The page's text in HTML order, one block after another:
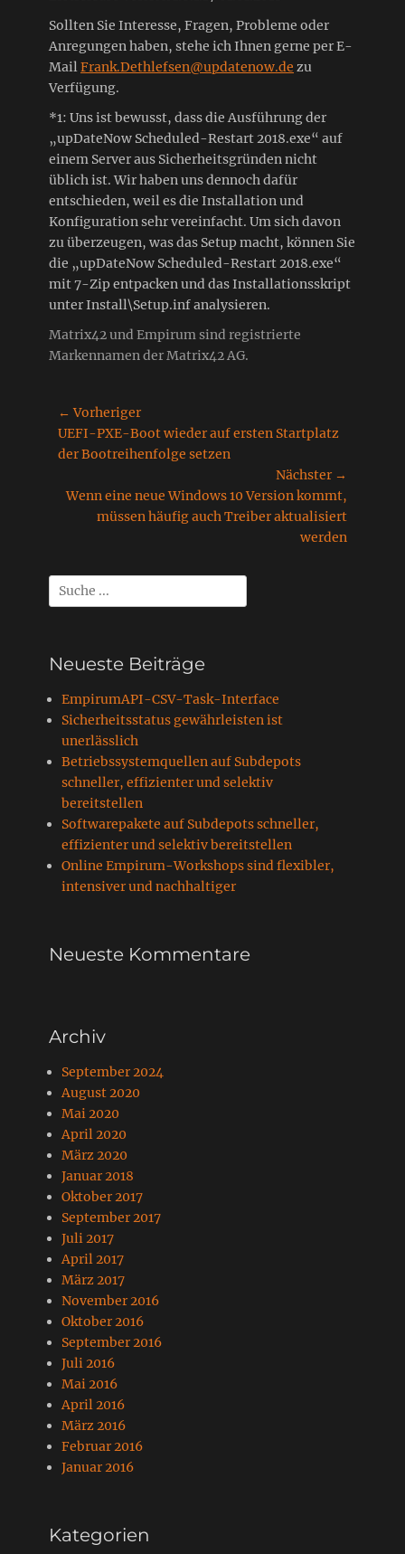
Sollten Sie Interesse, Fragen, Probleme oder
Anregungen haben, stehe ich Ihnen gerne per E-
MailFrank.Dethlefsen@updatenow.de zu
Verfügung.
*1: Uns ist bewusst, dass die Ausführung der
„upDateNow Scheduled-Restart 2018.exe“ auf
einem Server aus Sicherheitsgründen nicht
üblich ist. Wir haben uns dennoch dafür
entschieden, weil es die Installation und
Konfiguration sehr vereinfacht. Um sich davon
zu überzeugen, was das Setup macht, können Sie
die „upDateNow Scheduled-Restart 2018.exe“
mit 7-Zip entpacken und das Installationsskript
unter Install\Setup.inf analysieren.
Matrix42 und Empirum sind registrierte
Markennamen der Matrix42 AG.
Beitragsnavigation
← Vorheriger
Vorheriger
Beitrag:
UEFI-PXE-Boot wieder auf ersten Startplatz
der Bootreihenfolge setzen
Nächster →
Nächster
Beitrag:
Wenn eine neue Windows 10 Version kommt,
müssen häufig auch Treiber aktualisiert
werden
Suchen
nach:
Neueste Beiträge
EmpirumAPI-CSV-Task-Interface
Sicherheitsstatus gewährleisten ist
unerlässlich
Betriebssystemquellen auf Subdepots
schneller, effizienter und selektiv
bereitstellen
Softwarepakete auf Subdepots schneller,
effizienter und selektiv bereitstellen
Online Empirum-Workshops sind flexibler,
intensiver und nachhaltiger
Neueste Kommentare
Archiv
September 2024
August 2020
Mai 2020
April 2020
März 2020
Januar 2018
Oktober 2017
September 2017
Juli 2017
April 2017
März 2017
November 2016
Oktober 2016
September 2016
Juli 2016
Mai 2016
April 2016
März 2016
Februar 2016
Januar 2016
Kategorien